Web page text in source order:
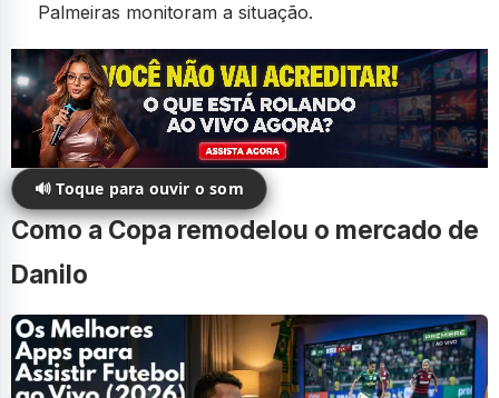
Palmeiras monitoram a situação.
🔊 Toque para ouvir o som
Como a Copa remodelou o mercado de
Danilo